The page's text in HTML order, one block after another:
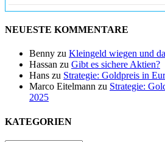
NEUESTE KOMMENTARE
Benny zu Kleingeld wiegen und
Hassan zu Gibt es sichere Aktien?
Hans zu Strategie: Goldpreis in
Marco Eitelmann zu Strategie:
2025
KATEGORIEN